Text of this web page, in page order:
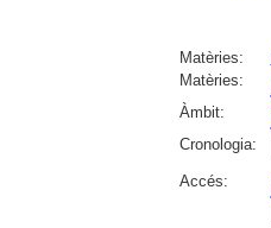
Matèries:
Matèries:
Àmbit:
Cronologia:
Accés: